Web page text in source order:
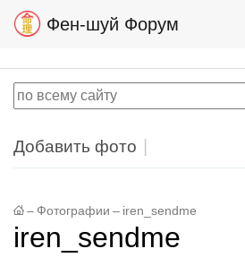
Фен-шуй Форум
Добавить фото
– Фотографии – iren_sendme
iren_sendme